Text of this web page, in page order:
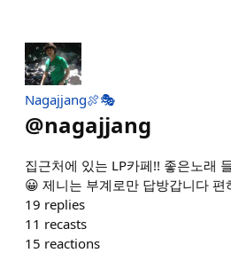
Nagajjang🍖🎭
@nagajjang
집근처에 있는 LP카페!! 좋은노래
😀 제니는 부계로만 답방갑니다 편
19 replies
11 recasts
15 reactions